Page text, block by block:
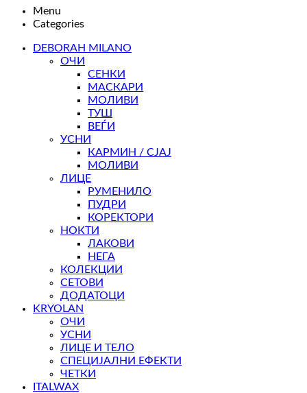
Menu
Categories
DEBORAH MILANO
ОЧИ
СЕНКИ
МАСКАРИ
МОЛИВИ
ТУШ
ВЕЃИ
УСНИ
КАРМИН / СЈАЈ
МОЛИВИ
ЛИЦЕ
РУМЕНИЛО
ПУДРИ
КОРЕКТОРИ
НОКТИ
ЛАКОВИ
НЕГА
КОЛЕКЦИИ
СЕТОВИ
ДОДАТОЦИ
KRYOLAN
ОЧИ
УСНИ
ЛИЦЕ И ТЕЛО
СПЕЦИЈАЛНИ ЕФЕКТИ
ЧЕТКИ
ITALWAX